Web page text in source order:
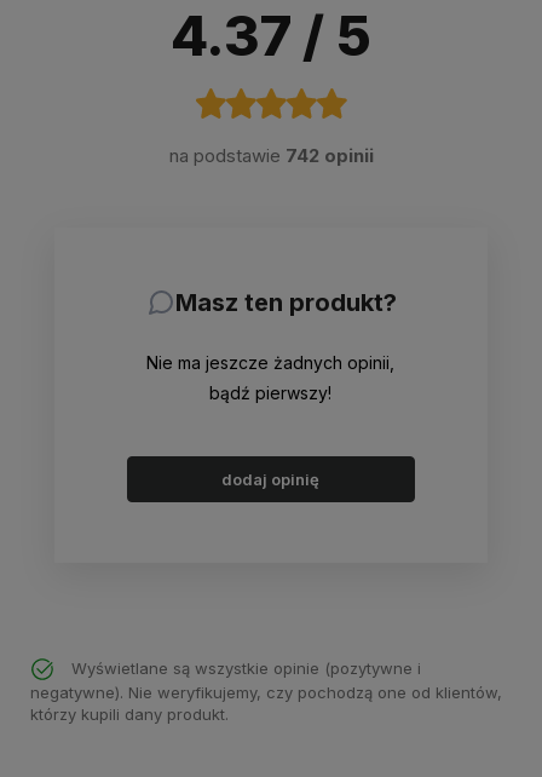
4.37 / 5
na podstawie 742 opinii
Masz ten produkt?
Nie ma jeszcze żadnych opinii,
bądź pierwszy!
dodaj opinię
Wyświetlane są wszystkie opinie (pozytywne i
negatywne). Nie weryfikujemy, czy pochodzą one od klientów,
którzy kupili dany produkt.